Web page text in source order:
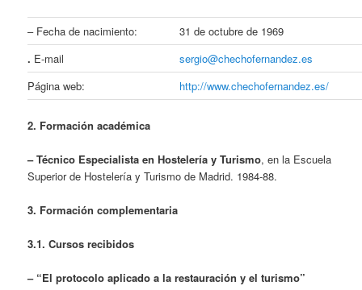
– Fecha de nacimiento:
31 de octubre de 1969
. E-mail
sergio@chechofernandez.es
Página web:
http://www.chechofernandez.es/
2. Formación académica
– Técnico Especialista en Hostelería y Turismo, en la Escuela
Superior de Hostelería y Turismo de Madrid. 1984-88.
3. Formación complementaria
3.1. Cursos recibidos
– “El protocolo aplicado a la restauración y el turismo”